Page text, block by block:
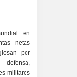
en
netas
por
militares